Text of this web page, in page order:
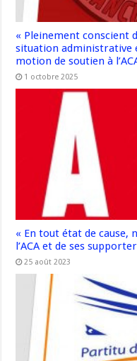
« Pleinement conscient
situation administrative
motion de soutien à
1 octobre 2025
« En tout état de cause,
l’ACA et de ses
25 août 2023